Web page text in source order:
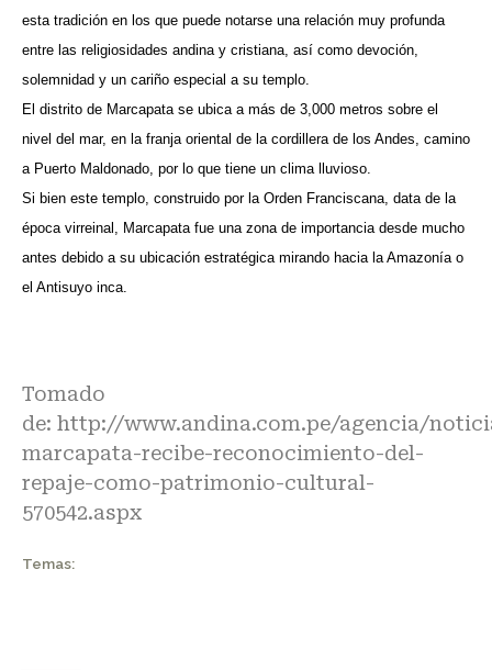
esta tradición en los que puede notarse una relación muy profunda
entre las religiosidades andina y cristiana, así como devoción,
solemnidad y un cariño especial a su templo.
El distrito de Marcapata se ubica a más de 3,000 metros sobre el
nivel del mar, en la franja oriental de la cordillera de los Andes, camino
a Puerto Maldonado, por lo que tiene un clima lluvioso.
Si bien este templo, construido por la Orden Franciscana, data de la
época virreinal, Marcapata fue una zona de importancia desde mucho
antes debido a su ubicación estratégica mirando hacia la Amazonía o
el Antisuyo inca.
Tomado
de: http://www.andina.com.pe/agencia/
marcapata-recibe-reconocimiento-del-
repaje-como-patrimonio-cultural-
570542.aspx
Temas: